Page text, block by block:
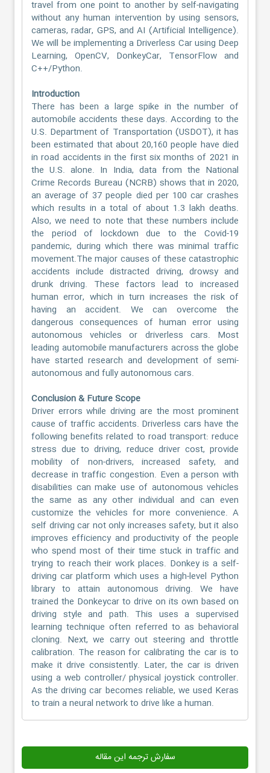
travel from one point to another by self-navigating
without any human intervention by using sensors,
cameras, radar, GPS, and AI (Artificial Intelligence).
We will be implementing a Driverless Car using Deep
Learning, OpenCV, DonkeyCar, TensorFlow and
C++/Python.
Introduction
There has been a large spike in the number of
automobile accidents these days. According to the
U.S. Department of Transportation (USDOT), it has
been estimated that about 20,160 people have died
in road accidents in the first six months of 2021 in
the U.S. alone. In India, data from the National
Crime Records Bureau (NCRB) shows that in 2020,
an average of 37 people died per 100 car crashes
which results in a total of about 1.3 lakh deaths.
Also, we need to note that these numbers include
the period of lockdown due to the Covid-19
pandemic, during which there was minimal traffic
movement.The major causes of these catastrophic
accidents include distracted driving, drowsy and
drunk driving. These factors lead to increased
human error, which in turn increases the risk of
having an accident. We can overcome the
dangerous consequences of human error using
autonomous vehicles or driverless cars. Most
leading automobile manufacturers across the globe
have started research and development of semi-
autonomous and fully autonomous cars.
Conclusion & Future Scope
Driver errors while driving are the most prominent
cause of traffic accidents. Driverless cars have the
following benefits related to road transport: reduce
stress due to driving, reduce driver cost, provide
mobility of non-drivers, increased safety, and
decrease in traffic congestion. Even a person with
disabilities can make use of autonomous vehicles
the same as any other individual and can even
customize the vehicles for more convenience. A
self driving car not only increases safety, but it also
improves efficiency and productivity of the people
who spend most of their time stuck in traffic and
trying to reach their work places. Donkey is a self-
driving car platform which uses a high-level Python
library to attain autonomous driving. We have
trained the Donkeycar to drive on its own based on
driving style and path. This uses a supervised
learning technique often referred to as behavioral
cloning. Next, we carry out steering and throttle
calibration. The reason for calibrating the car is to
make it drive consistently. Later, the car is driven
using a web controller/ physical joystick controller.
As the driving car becomes reliable, we used Keras
to train a neural network to drive like a human.
سفارش ترجمه این مقاله